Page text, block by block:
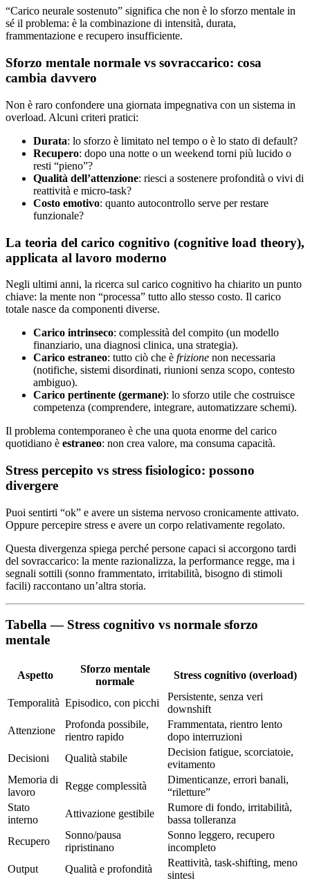
“Carico neurale sostenuto” significa che non è lo sforzo mentale in
sé il problema: è la combinazione di intensità, durata,
frammentazione e recupero insufficiente.
Sforzo mentale normale vs sovraccarico: cosa
cambia davvero
Non è raro confondere una giornata impegnativa con un sistema in
overload. Alcuni criteri pratici:
Durata: lo sforzo è limitato nel tempo o è lo stato di default?
Recupero: dopo una notte o un weekend torni più lucido o
resti “pieno”?
Qualità dell’attenzione: riesci a sostenere profondità o vivi di
reattività e micro-task?
Costo emotivo: quanto autocontrollo serve per restare
funzionale?
La teoria del carico cognitivo (cognitive load theory),
applicata al lavoro moderno
Negli ultimi anni, la ricerca sul carico cognitivo ha chiarito un punto
chiave: la mente non “processa” tutto allo stesso costo. Il carico
totale nasce da componenti diverse.
Carico intrinseco: complessità del compito (un modello
finanziario, una diagnosi clinica, una strategia).
Carico estraneo: tutto ciò che è frizione non necessaria
(notifiche, sistemi disordinati, riunioni senza scopo, contesto
ambiguo).
Carico pertinente (germane): lo sforzo utile che costruisce
competenza (comprendere, integrare, automatizzare schemi).
Il problema contemporaneo è che una quota enorme del carico
quotidiano è estraneo: non crea valore, ma consuma capacità.
Stress percepito vs stress fisiologico: possono
divergere
Puoi sentirti “ok” e avere un sistema nervoso cronicamente attivato.
Oppure percepire stress e avere un corpo relativamente regolato.
Questa divergenza spiega perché persone capaci si accorgono tardi
del sovraccarico: la mente razionalizza, la performance regge, ma i
segnali sottili (sonno frammentato, irritabilità, bisogno di stimoli
facili) raccontano un’altra storia.
Tabella — Stress cognitivo vs normale sforzo
mentale
Aspetto
Sforzo mentale
normale
Stress cognitivo (overload)
Temporalità Episodico, con picchi
Persistente, senza veri
downshift
Attenzione
Profonda possibile,
rientro rapido
Frammentata, rientro lento
dopo interruzioni
Decisioni
Qualità stabile
Decision fatigue, scorciatoie,
evitamento
Memoria di
lavoro
Regge complessità
Dimenticanze, errori banali,
“riletture”
Stato
interno
Attivazione gestibile
Rumore di fondo, irritabilità,
bassa tolleranza
Recupero
Sonno/pausa
ripristinano
Sonno leggero, recupero
incompleto
Output
Qualità e profondità
Reattività, task-shifting, meno
sintesi